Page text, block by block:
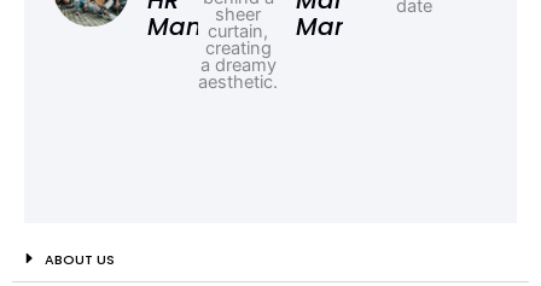
Manager Manager
ABOUT US